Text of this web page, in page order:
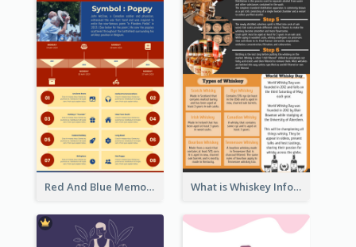
Red And Blue Memorial Day Fasts Infographic Design What is Whiskey Infographic